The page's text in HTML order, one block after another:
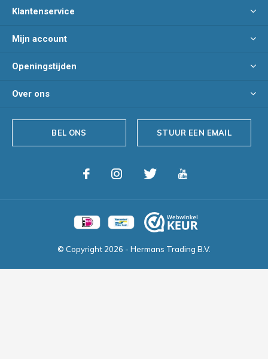
Klantenservice
Mijn account
Openingstijden
Over ons
BEL ONS STUUR EEN EMAIL
© Copyright 2026 - Hermans Trading B.V.